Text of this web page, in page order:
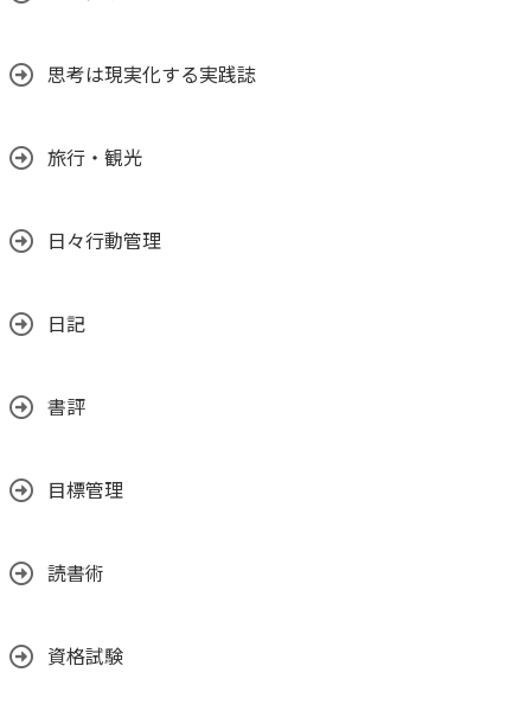
思考は現実化する実践誌
旅行・観光
日々行動管理
日記
書評
目標管理
読書術
資格試験